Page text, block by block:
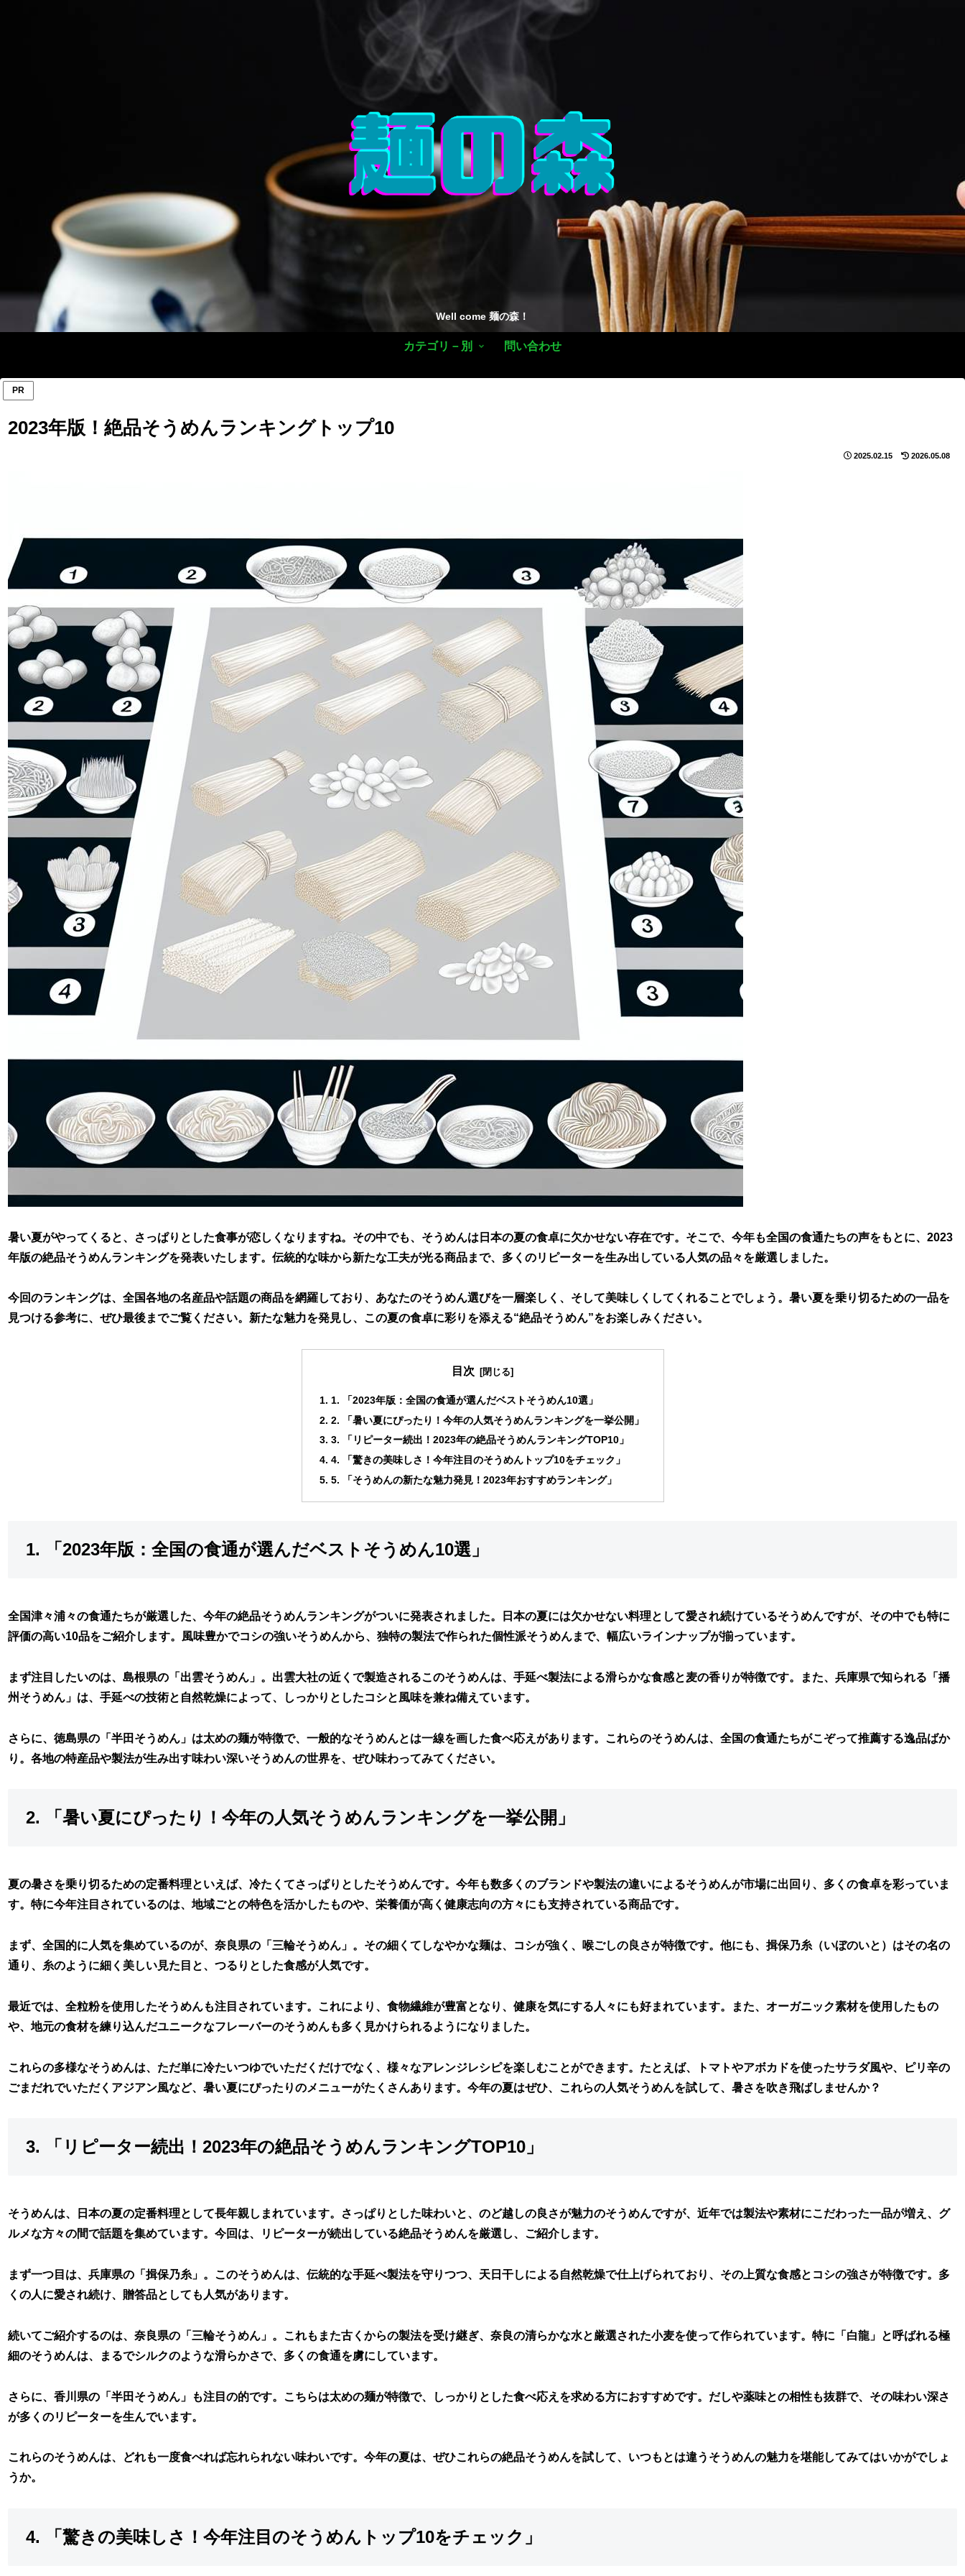
Well come 麺の森！
カテゴリ－別 問い合わせ
PR
2023年版！絶品そうめんランキングトップ10
2025.02.15 2026.05.08
暑い夏がやってくると、さっぱりとした食事が恋しくなりますね。その中でも、そうめんは日本の夏の食卓に欠かせない存在です。そこで、今年も全国の食通たちの声をもとに、2023
年版の絶品そうめんランキングを発表いたします。伝統的な味から新たな工夫が光る商品まで、多くのリピーターを生み出している人気の品々を厳選しました。
今回のランキングは、全国各地の名産品や話題の商品を網羅しており、あなたのそうめん選びを一層楽しく、そして美味しくしてくれることでしょう。暑い夏を乗り切るための一品を
見つける参考に、ぜひ最後までご覧ください。新たな魅力を発見し、この夏の食卓に彩りを添える“絶品そうめん”をお楽しみください。
目次
1. 「2023年版：全国の食通が選んだベストそうめん10選」
2. 「暑い夏にぴったり！今年の人気そうめんランキングを一挙公開」
3. 「リピーター続出！2023年の絶品そうめんランキングTOP10」
4. 「驚きの美味しさ！今年注目のそうめんトップ10をチェック」
5. 「そうめんの新たな魅力発見！2023年おすすめランキング」
1. 「2023年版：全国の食通が選んだベストそうめん10選」
全国津々浦々の食通たちが厳選した、今年の絶品そうめんランキングがついに発表されました。日本の夏には欠かせない料理として愛され続けているそうめんですが、その中でも特に
評価の高い10品をご紹介します。風味豊かでコシの強いそうめんから、独特の製法で作られた個性派そうめんまで、幅広いラインナップが揃っています。
まず注目したいのは、島根県の「出雲そうめん」。出雲大社の近くで製造されるこのそうめんは、手延べ製法による滑らかな食感と麦の香りが特徴です。また、兵庫県で知られる「播
州そうめん」は、手延べの技術と自然乾燥によって、しっかりとしたコシと風味を兼ね備えています。
さらに、徳島県の「半田そうめん」は太めの麺が特徴で、一般的なそうめんとは一線を画した食べ応えがあります。これらのそうめんは、全国の食通たちがこぞって推薦する逸品ばか
り。各地の特産品や製法が生み出す味わい深いそうめんの世界を、ぜひ味わってみてください。
2. 「暑い夏にぴったり！今年の人気そうめんランキングを一挙公開」
夏の暑さを乗り切るための定番料理といえば、冷たくてさっぱりとしたそうめんです。今年も数多くのブランドや製法の違いによるそうめんが市場に出回り、多くの食卓を彩っていま
す。特に今年注目されているのは、地域ごとの特色を活かしたものや、栄養価が高く健康志向の方々にも支持されている商品です。
まず、全国的に人気を集めているのが、奈良県の「三輪そうめん」。その細くてしなやかな麺は、コシが強く、喉ごしの良さが特徴です。他にも、揖保乃糸（いぼのいと）はその名の
通り、糸のように細く美しい見た目と、つるりとした食感が人気です。
最近では、全粒粉を使用したそうめんも注目されています。これにより、食物繊維が豊富となり、健康を気にする人々にも好まれています。また、オーガニック素材を使用したもの
や、地元の食材を練り込んだユニークなフレーバーのそうめんも多く見かけられるようになりました。
これらの多様なそうめんは、ただ単に冷たいつゆでいただくだけでなく、様々なアレンジレシピを楽しむことができます。たとえば、トマトやアボカドを使ったサラダ風や、ピリ辛の
ごまだれでいただくアジアン風など、暑い夏にぴったりのメニューがたくさんあります。今年の夏はぜひ、これらの人気そうめんを試して、暑さを吹き飛ばしませんか？
3. 「リピーター続出！2023年の絶品そうめんランキングTOP10」
そうめんは、日本の夏の定番料理として長年親しまれています。さっぱりとした味わいと、のど越しの良さが魅力のそうめんですが、近年では製法や素材にこだわった一品が増え、グ
ルメな方々の間で話題を集めています。今回は、リピーターが続出している絶品そうめんを厳選し、ご紹介します。
まず一つ目は、兵庫県の「揖保乃糸」。このそうめんは、伝統的な手延べ製法を守りつつ、天日干しによる自然乾燥で仕上げられており、その上質な食感とコシの強さが特徴です。多
くの人に愛され続け、贈答品としても人気があります。
続いてご紹介するのは、奈良県の「三輪そうめん」。これもまた古くからの製法を受け継ぎ、奈良の清らかな水と厳選された小麦を使って作られています。特に「白龍」と呼ばれる極
細のそうめんは、まるでシルクのような滑らかさで、多くの食通を虜にしています。
さらに、香川県の「半田そうめん」も注目の的です。こちらは太めの麺が特徴で、しっかりとした食べ応えを求める方におすすめです。だしや薬味との相性も抜群で、その味わい深さ
が多くのリピーターを生んでいます。
これらのそうめんは、どれも一度食べれば忘れられない味わいです。今年の夏は、ぜひこれらの絶品そうめんを試して、いつもとは違うそうめんの魅力を堪能してみてはいかがでしょ
うか。
4. 「驚きの美味しさ！今年注目のそうめんトップ10をチェック」